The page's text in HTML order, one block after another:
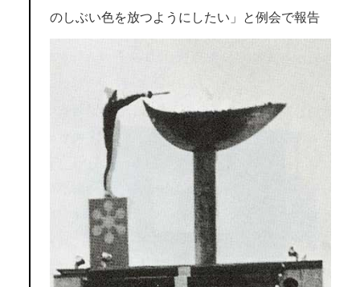
のしぶい色を放つようにしたい」と例会で報告